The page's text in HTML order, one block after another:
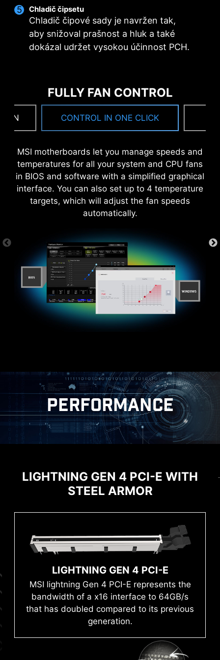
Chladič čipsetu
Chladič čipové sady je navržen tak,
aby snižoval prašnost a hluk a také
dokázal udržet vysokou účinnost PCH.
FULLY FAN CONTROL
FAN CONTROL IN ONE CLICK
MSI motherboards let you manage speeds and
temperatures for all your system and CPU fans
in BIOS and software with a simplified graphical
interface. You can also set up to 4 temperature
targets, which will adjust the fan speeds
automatically.
BOOT UP GUARANTEED
Run into trouble when updating your BIOS or
somehow corrupted it? Don’t worry, MSI
UŽIVATELSKY PŘÍVĚTIVĚJŠÍ
CERTIFIKOVANÝ SYSTÉM
WINDOWS 11
PERFORMANCE
BIOS & SOFTWARE
LIGHTNING GEN 4 PCI-E WITH
STEEL ARMOR
LIGHTNING GEN 4 PCI-E
MSI lightning Gen 4 PCI-E represents the
bandwidth of a x16 interface to 64GB/s
that has doubled compared to its previous
generation.
SNADNÉ PŘETAKTOVÁNÍ S
PROFILEM EXPO
podmínkách, aby zajistila stabilní chod systému
bez ohledu na okolnosti. Snadno zapínatelný
profil EXPO s automatickým nastavením výkonu
pro dosažení nejlepší rychlosti a stability
paměti.
MSI CENTER
MSI brand new MSI Center unifies a suite of MSI
motherboards features and unleash endless
possibilities.